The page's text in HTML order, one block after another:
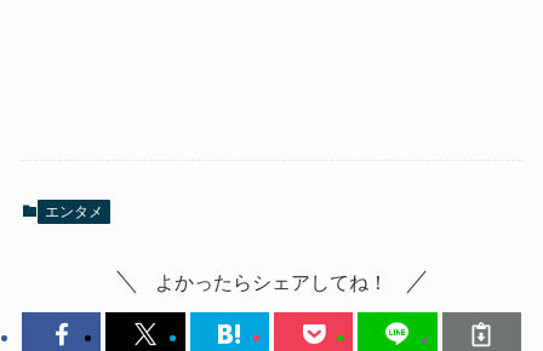
エンタメ
よかったらシェアしてね！